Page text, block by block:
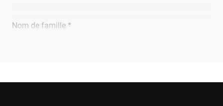
Nom de famille *